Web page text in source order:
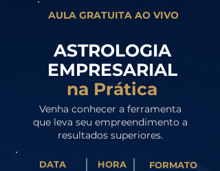
AULA GRATUITA AO VIVO
ASTROLOGIA
EMPRESARIAL
na Prática
Venha conhecer a ferramenta
que leva seu empreendimento a
resultados superiores.
DATA
HORA
FORMATO